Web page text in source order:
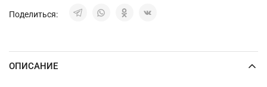
Поделиться:
ОПИСАНИЕ